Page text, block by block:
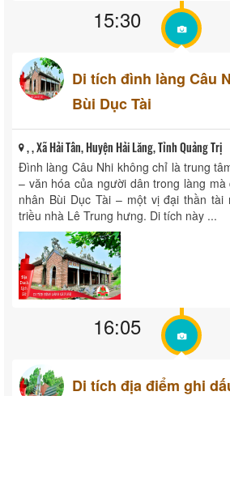
15:30
Di tích đình làng Câu
Bùi Dục Tài
, , Xã Hải Tân, Huyện Hải Lăng, Tỉnh Quảng Trị
Đình làng Câu Nhi không chỉ là trung
– văn hóa của người dân trong làng mà
nhân Bùi Dục Tài – một vị đại thần tài
triều nhà Lê Trung hưng. Di tích này ...
16:05